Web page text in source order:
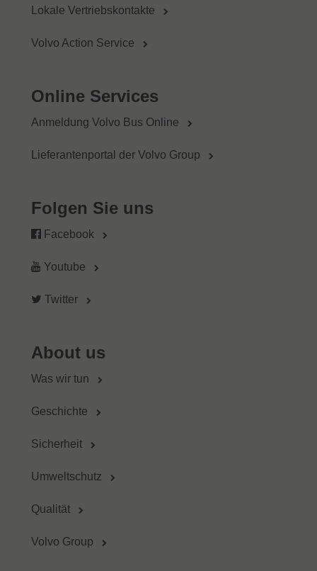
Lokale Vertriebskontakte
Volvo Action Service
Online Services
Anmeldung Volvo Bus Online
Lieferantenportal der Volvo Group
Folgen Sie uns
Facebook
Youtube
Twitter
About us
Was wir tun
Geschichte
Sicherheit
Umweltschutz
Qualität
Volvo Group